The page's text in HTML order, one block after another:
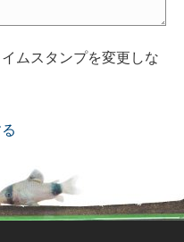
イムスタンプを変更しな